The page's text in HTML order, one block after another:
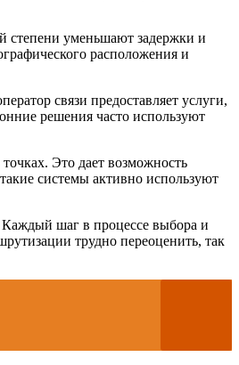
степени уменьшают задержки и
расположения и
связи предоставляет услуги,
решения часто используют
Это дает возможность
системы активно используют
Каждый шаг в процессе выбора и
трудно переоценить, так